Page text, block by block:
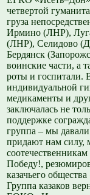
четвертой
груза
Ирмино (ЛНР),
(ЛНР), Селидово
Бердянск
воинские части, а
роты и госпитали.
индивидуальной
медикаменты и
заключалась не
поддержке
группа – мы
придают нам силу,
Победу!,
казачьего
Группа казаков